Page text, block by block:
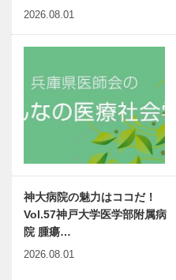
2026.08.01
神大病院の魅力はココだ！
Vol.57神戸大学医学部附属病
院 腫瘍…
2026.08.01